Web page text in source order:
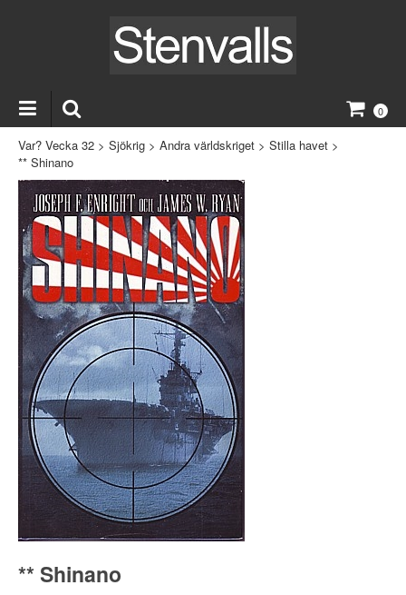
0
Var? Vecka 32 > Sjökrig > Andra världskriget > Stilla havet >
** Shinano
** Shinano